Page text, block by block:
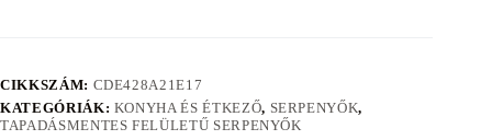
CIKKSZÁM: CDE428A21E17
KATEGÓRIÁK: KONYHA ÉS ÉTKEZŐ, SERPENYŐK,
TAPADÁSMENTES FELÜLETŰ SERPENYŐK